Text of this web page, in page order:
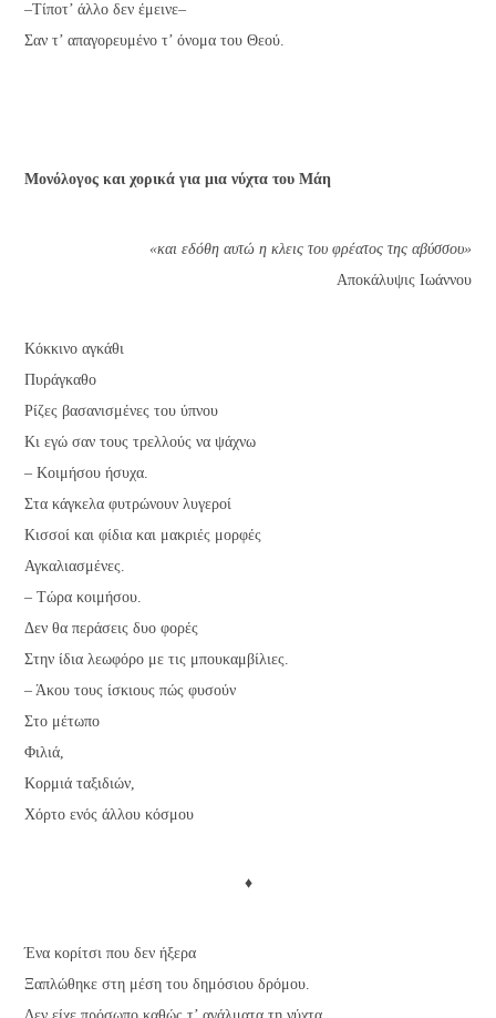
–Τίποτ’ άλλο δεν έμεινε–
Σαν τ’ απαγορευμένο τ’ όνομα του Θεού.
Μονόλογος και χορικά για μια νύχτα του Μάη
«και εδόθη αυτώ η κλεις του φρέατος της αβύσσου»
Αποκάλυψις Ιωάννου
Κόκκινο αγκάθι
Πυράγκαθο
Ρίζες βασανισμένες του ύπνου
Κι εγώ σαν τους τρελλούς να ψάχνω
– Κοιμήσου ήσυχα.
Στα κάγκελα φυτρώνουν λυγεροί
Κισσοί και φίδια και μακριές μορφές
Αγκαλιασμένες.
– Τώρα κοιμήσου.
Δεν θα περάσεις δυο φορές
Στην ίδια λεωφόρο με τις μπουκαμβίλιες.
– Άκου τους ίσκιους πώς φυσούν
Στο μέτωπο
Φιλιά,
Κορμιά ταξιδιών,
Χόρτο ενός άλλου κόσμου
♦
Ένα κορίτσι που δεν ήξερα
Ξαπλώθηκε στη μέση του δημόσιου δρόμου.